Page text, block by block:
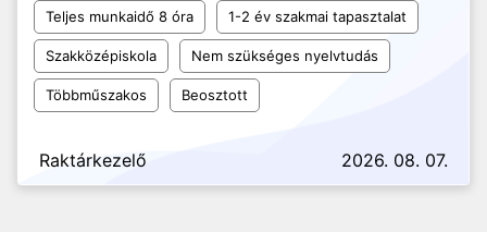
Teljes munkaidő 8 óra 1-2 év szakmai tapasztalat
Szakközépiskola Nem szükséges nyelvtudás
Többműszakos Beosztott
Raktárkezelő 2026. 08. 07.